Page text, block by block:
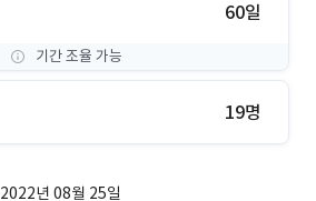
60일
기간 조율 가능
19명
2022년 08월 25일